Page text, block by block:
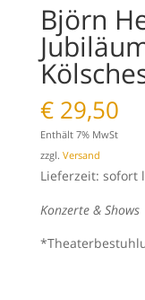
Björn
€29,50
Enthält 7% MwSt
zzgl. Versand
Lieferzeit: sofort
Konzerte & Shows